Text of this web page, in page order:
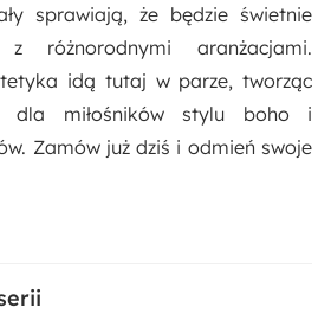
sprawiają, że będzie świetnie
różnorodnymi aranżacjami.
idą tutaj w parze, tworząc
dla miłośników stylu boho i
Zamów już dziś i odmień swoje